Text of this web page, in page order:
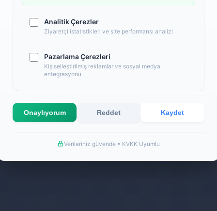
Analitik Çerezler
Ziyaretçi istatistikleri ve site performansı analizi
Pazarlama Çerezleri
Kişiselleştirilmiş reklamlar ve sosyal medya
entegrasyonu
Onaylıyorum Reddet Kaydet
Verileriniz güvende • KVKK Uyumlu